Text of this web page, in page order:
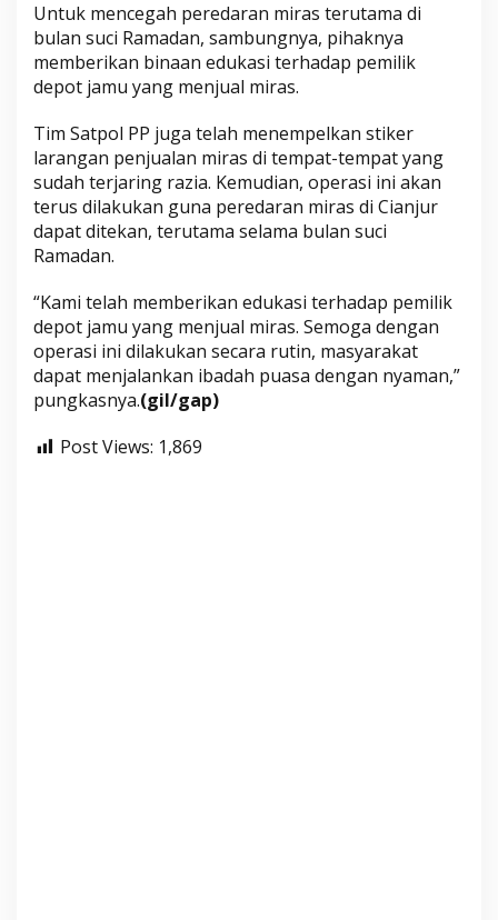
Untuk mencegah peredaran miras terutama di
bulan suci Ramadan, sambungnya, pihaknya
memberikan binaan edukasi terhadap pemilik
depot jamu yang menjual miras.
Tim Satpol PP juga telah menempelkan stiker
larangan penjualan miras di tempat-tempat yang
sudah terjaring razia. Kemudian, operasi ini akan
terus dilakukan guna peredaran miras di Cianjur
dapat ditekan, terutama selama bulan suci
Ramadan.
“Kami telah memberikan edukasi terhadap pemilik
depot jamu yang menjual miras. Semoga dengan
operasi ini dilakukan secara rutin, masyarakat
dapat menjalankan ibadah puasa dengan nyaman,”
pungkasnya.(gil/gap)
Post Views: 1,869